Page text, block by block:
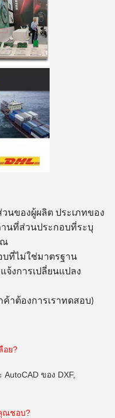
นของผู้ผลิต ประเภทของ
นที่ส่วนประกอบที่ระบุ
ณ
บที่ไม่ใช่มาตรฐาน
จ้งการเปลี่ยนแปลง
าต้องการเราทดสอบ)
อย?
ของ DXF,
ณชอบ?